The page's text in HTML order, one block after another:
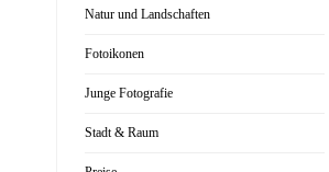
Natur und Landschaften
Fotoikonen
Junge Fotografie
Stadt & Raum